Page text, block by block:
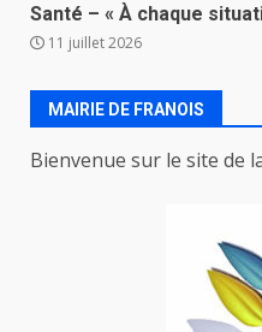
Santé – « À chaque
11 juillet 2026
MAIRIE DE FRANOIS
Bienvenue sur le site de